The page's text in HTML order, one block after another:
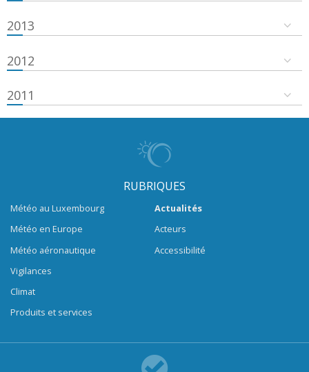
2013
2012
2011
RUBRIQUES
Météo au Luxembourg
Météo en Europe
Météo aéronautique
Vigilances
Climat
Produits et services
Actualités
Acteurs
Accessibilité